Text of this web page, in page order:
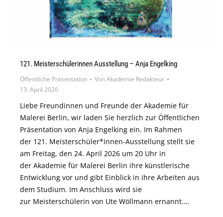
121. Meisterschülerinnen Ausstellung – Anja Engelking
Öffentliche Präsentation VonAkademie Redakteur
13. April 2026
Liebe Freundinnen und Freunde der Akademie für
Malerei Berlin, wir laden Sie herzlich zur Öffentlichen
Präsentation von Anja Engelking ein. Im Rahmen
der 121. Meisterschüler*innen-Ausstellung stellt sie
am Freitag, den 24. April 2026 um 20 Uhr in
der Akademie für Malerei Berlin ihre künstlerische
Entwicklung vor und gibt Einblick in ihre Arbeiten aus
dem Studium. Im Anschluss wird sie
zur Meisterschülerin von Ute Wöllmann ernannt.…